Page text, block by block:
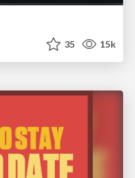
35 15k